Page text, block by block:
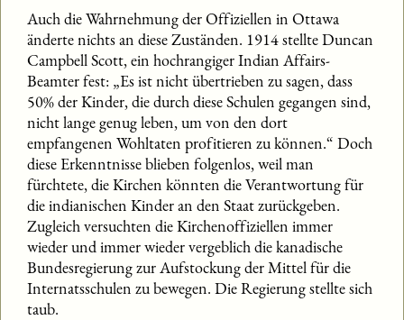
Auch die Wahrnehmung der Offiziellen in Ottawa
änderte nichts an diese Zuständen. 1914 stellte Duncan
Campbell Scott, ein hochrangiger Indian Affairs-
Beamter fest: „Es ist nicht übertrieben zu sagen, dass
50% der Kinder, die durch diese Schulen gegangen sind,
nicht lange genug leben, um von den dort
empfangenen Wohltaten profitieren zu können.“ Doch
diese Erkenntnisse blieben folgenlos, weil man
fürchtete, die Kirchen könnten die Verantwortung für
die indianischen Kinder an den Staat zurückgeben.
Zugleich versuchten die Kirchenoffiziellen immer
wieder und immer wieder vergeblich die kanadische
Bundesregierung zur Aufstockung der Mittel für die
Internatsschulen zu bewegen. Die Regierung stellte sich
taub.